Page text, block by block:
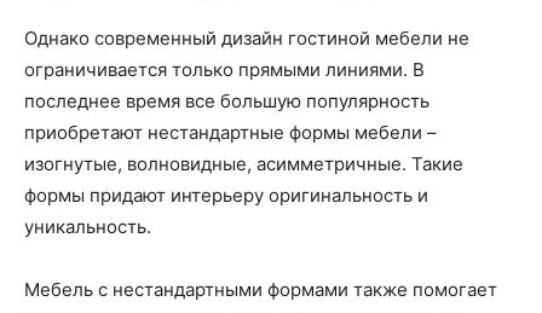
Однако современный дизайн гостиной мебели не
ограничивается только прямыми линиями. В
последнее время все большую популярность
приобретают нестандартные формы мебели –
изогнутые, волновидные, асимметричные. Такие
формы придают интерьеру оригинальность и
уникальность.
Мебель с нестандартными формами также помогает